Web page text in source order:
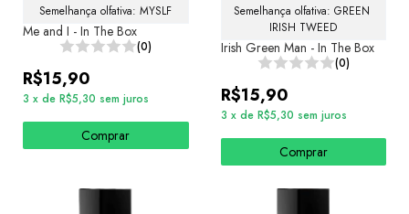
Semelhança olfativa: MYSLF
Me and I - In The Box
(0)
R$15,90
3 x de R$5,30 sem juros
Comprar
Semelhança olfativa: GREEN
IRISH TWEED
Irish Green Man - In The Box
(0)
R$15,90
3 x de R$5,30 sem juros
Comprar